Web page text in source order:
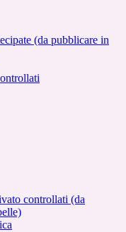
(da pubblicare in
controllati (da